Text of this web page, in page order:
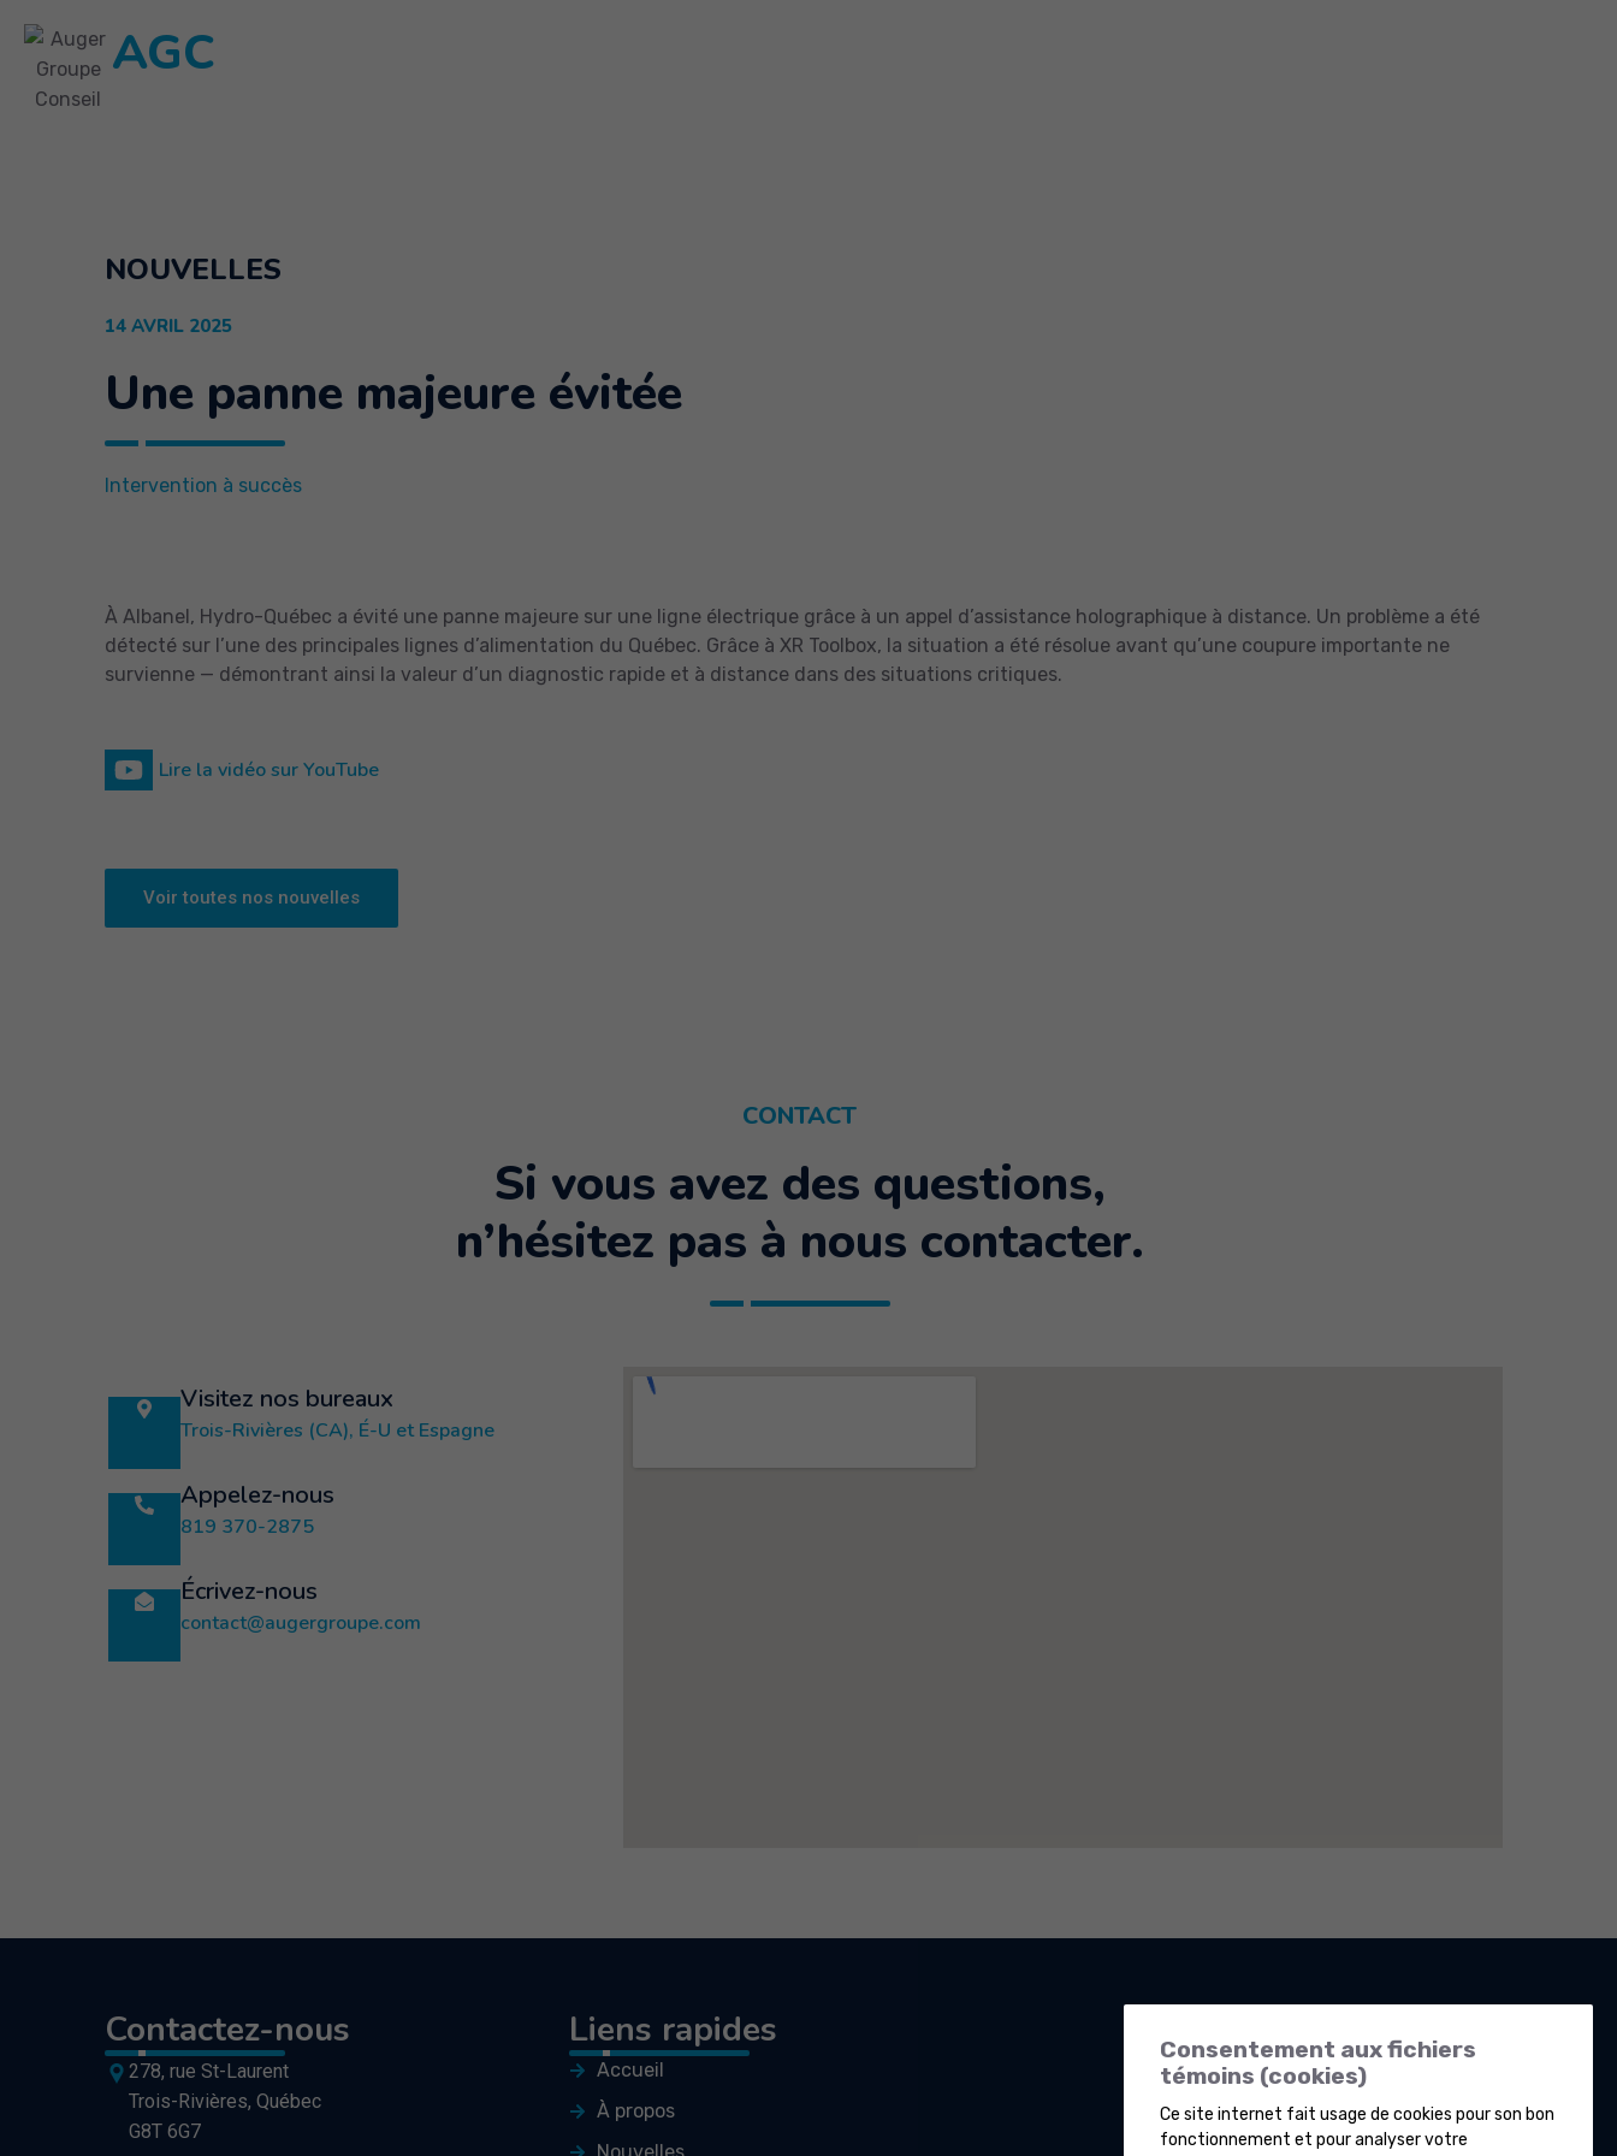
AGC
NOUVELLES
14 AVRIL 2025
Une panne majeure évitée
Intervention à succès
À Albanel, Hydro-Québec a évité une panne majeure sur une ligne électrique grâce à un appel d’assistance holographique à distance. Un problème a été
détecté sur l’une des principales lignes d’alimentation du Québec. Grâce à XR Toolbox, la situation a été résolue avant qu’une coupure importante ne
survienne — démontrant ainsi la valeur d’un diagnostic rapide et à distance dans des situations critiques.
Lire la vidéo sur YouTube
Voir toutes nos nouvelles
CONTACT
Si vous avez des questions,
n’hésitez pas à nous contacter.
Visitez nos bureaux
Trois-Rivières (CA), É-U et Espagne
Appelez-nous
819 370-2875
Écrivez-nous
contact@augergroupe.com
Contactez-nous
278, rue St-Laurent
Trois-Rivières, Québec
G8T 6G7
Liens rapides
Accueil
À propos
Consentement aux fichiers
témoins (cookies)
Ce site internet fait usage de cookies pour son bon
fonctionnement et pour analyser votre